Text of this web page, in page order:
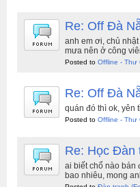
Re: Off Đà
anh em ơi, chủ
mưa nên ở công
Posted to Offline - Thư
Re: Off Đà
quán đó thì ok, yên
Posted to Offline - Thư
Re: Học Đàn
ai biết chổ nào bán
bao nhiêu, mong